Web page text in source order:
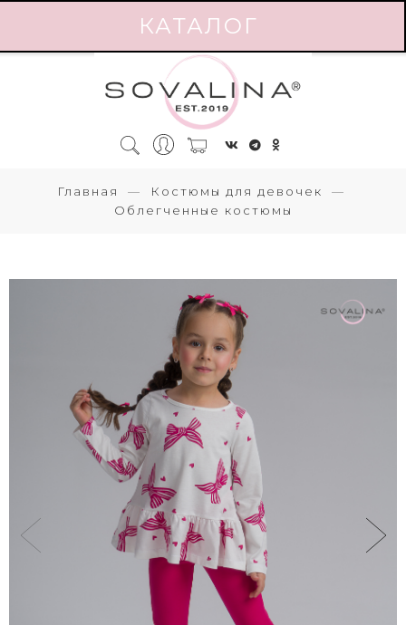
КАТАЛОГ
Главная
Костюмы для девочек
Облегченные костюмы